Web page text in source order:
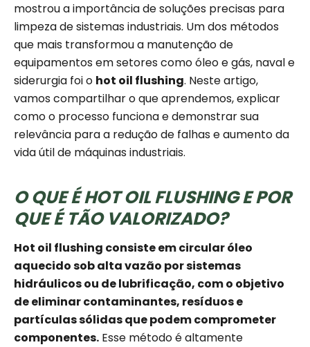
mostrou a importância de soluções precisas para
limpeza de sistemas industriais. Um dos métodos
que mais transformou a manutenção de
equipamentos em setores como óleo e gás, naval e
siderurgia foi o hot oil flushing. Neste artigo,
vamos compartilhar o que aprendemos, explicar
como o processo funciona e demonstrar sua
relevância para a redução de falhas e aumento da
vida útil de máquinas industriais.
O QUE É HOT OIL FLUSHING E POR
QUE É TÃO VALORIZADO?
Hot oil flushing consiste em circular óleo
aquecido sob alta vazão por sistemas
hidráulicos ou de lubrificação, com o objetivo
de eliminar contaminantes, resíduos e
partículas sólidas que podem comprometer
componentes. Esse método é altamente